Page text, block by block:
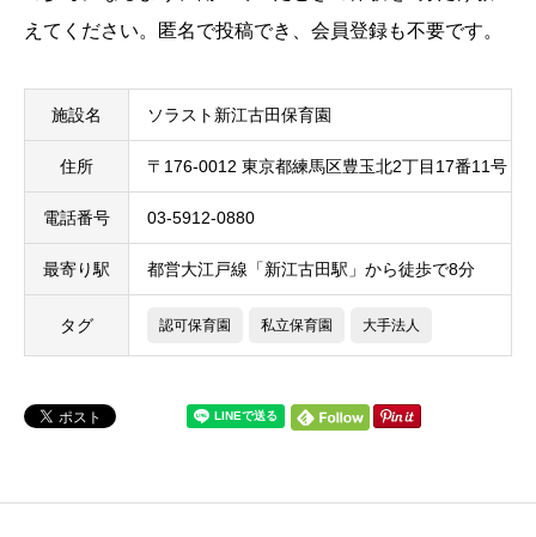
えてください。匿名で投稿でき、会員登録も不要です。
施設名 ソラスト新江古田保育園
住所 〒176-0012 東京都練馬区豊玉北2丁目17番11号 1
電話番号 03-5912-0880
最寄り駅 都営大江戸線「新江古田駅」から徒歩で8分
タグ 認可保育園 私立保育園 大手法人